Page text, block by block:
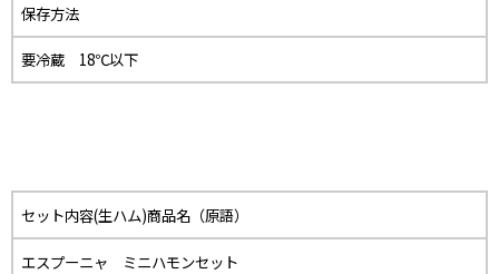
保存方法
要冷蔵 18℃以下
セット内容(生ハム)商品名（原語）
エスプーニャ ミニハモンセット